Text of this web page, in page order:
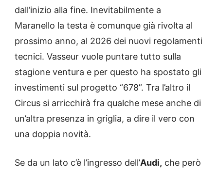
dall’inizio alla fine. Inevitabilmente a
Maranello la testa è comunque già rivolta al
prossimo anno, al 2026 dei nuovi regolamenti
tecnici. Vasseur vuole puntare tutto sulla
stagione ventura e per questo ha spostato gli
investimenti sul progetto “678”. Tra l’altro il
Circus si arricchirà fra qualche mese anche di
un’altra presenza in griglia, a dire il vero con
una doppia novità.
Se da un lato c’è l’ingresso dell’Audi, che però